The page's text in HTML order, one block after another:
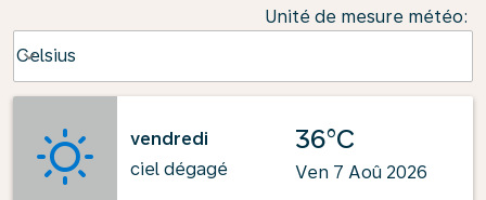
Unité de mesure météo:
Celsius
keyboard_arrow_down
vendredi
ciel dégagé
36°C
Ven 7 Aoû 2026